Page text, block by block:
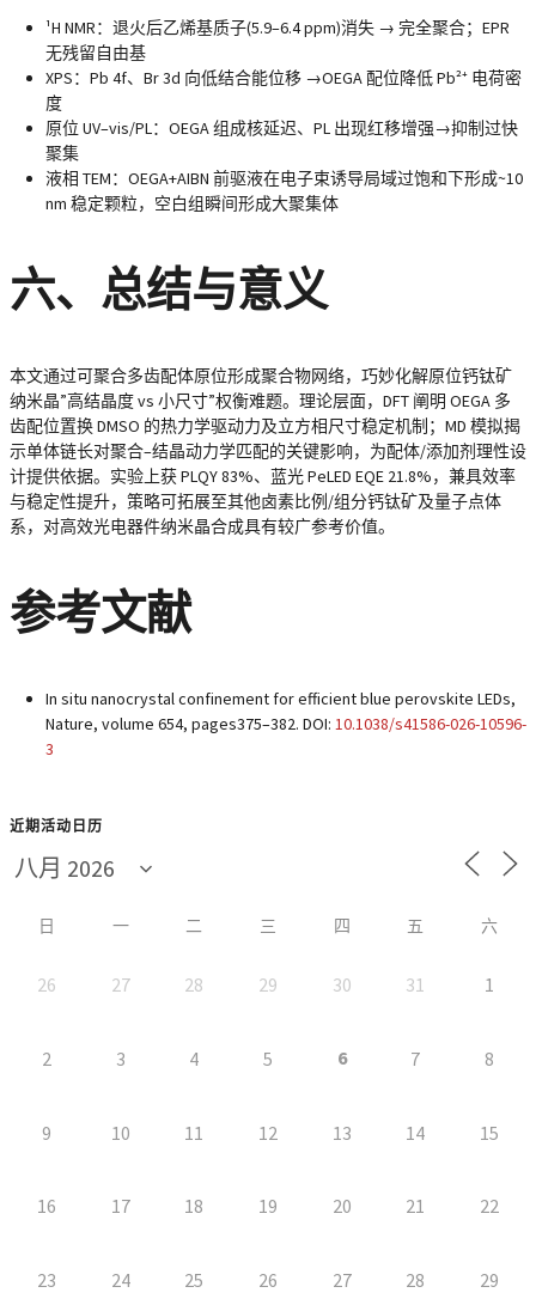
¹H NMR：退火后乙烯基质子(5.9–6.4 ppm)消失 → 完全聚合；EPR
无残留自由基
XPS：Pb 4f、Br 3d 向低结合能位移 →OEGA 配位降低 Pb²⁺ 电荷密
度
原位 UV–vis/PL：OEGA 组成核延迟、PL 出现红移增强→抑制过快
聚集
液相 TEM：OEGA+AIBN 前驱液在电子束诱导局域过饱和下形成~10
nm 稳定颗粒，空白组瞬间形成大聚集体
六、总结与意义
本文通过可聚合多齿配体原位形成聚合物网络，巧妙化解原位钙钛矿
纳米晶”高结晶度 vs 小尺寸”权衡难题。理论层面，DFT 阐明 OEGA 多
齿配位置换 DMSO 的热力学驱动力及立方相尺寸稳定机制；MD 模拟揭
示单体链长对聚合–结晶动力学匹配的关键影响，为配体/添加剂理性设
计提供依据。实验上获 PLQY 83%、蓝光 PeLED EQE 21.8%，兼具效率
与稳定性提升，策略可拓展至其他卤素比例/组分钙钛矿及量子点体
系，对高效光电器件纳米晶合成具有较广参考价值。
参考文献
In situ nanocrystal confinement for efficient blue perovskite LEDs,
Nature, volume 654, pages375–382. DOI: 10.1038/s41586-026-10596-
3
近期活动日历
日 一 二 三 四 五 六
26 27 28 29 30 31 1
2 3 4 5 6 7 8
9 10 11 12 13 14 15
16 17 18 19 20 21 22
23 24 25 26 27 28 29